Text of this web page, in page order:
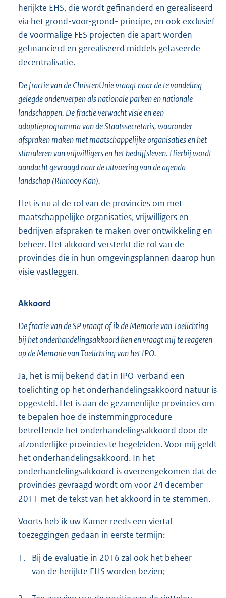
herijkte EHS, die wordt gefinancierd en gerealiseerd
via het grond-voor-grond- principe, en ook exclusief
de voormalige FES projecten die apart worden
gefinancierd en gerealiseerd middels gefaseerde
decentralisatie.
De fractie van de ChristenUnie vraagt naar de te vondeling
gelegde onderwerpen als nationale parken en nationale
landschappen. De fractie verwacht visie en een
adoptieprogramma van de Staatssecretaris, waaronder
afspraken maken met maatschappelijke organisaties en het
stimuleren van vrijwilligers en het bedrijfsleven. Hierbij wordt
aandacht gevraagd naar de uitvoering van de agenda
landschap (Rinnooy Kan).
Het is nu al de rol van de provincies om met
maatschappelijke organisaties, vrijwilligers en
bedrijven afspraken te maken over ontwikkeling en
beheer. Het akkoord versterkt die rol van de
provincies die in hun omgevingsplannen daarop hun
visie vastleggen.
Akkoord
De fractie van de SP vraagt of ik de Memorie van Toelichting
bij het onderhandelingsakkoord ken en vraagt mij te reageren
op de Memorie van Toelichting van het IPO.
Ja, het is mij bekend dat in IPO-verband een
toelichting op het onderhandelingsakkoord natuur is
opgesteld. Het is aan de gezamenlijke provincies om
te bepalen hoe de instemmingprocedure
betreffende het onderhandelingsakkoord door de
afzonderlijke provincies te begeleiden. Voor mij geldt
het onderhandelingsakkoord. In het
onderhandelingsakkoord is overeengekomen dat de
provincies gevraagd wordt om voor 24 december
2011 met de tekst van het akkoord in te stemmen.
Voorts heb ik uw Kamer reeds een viertal
toezeggingen gedaan in eerste termijn:
1.
Bij de evaluatie in 2016 zal ook het beheer
van de herijkte EHS worden bezien;